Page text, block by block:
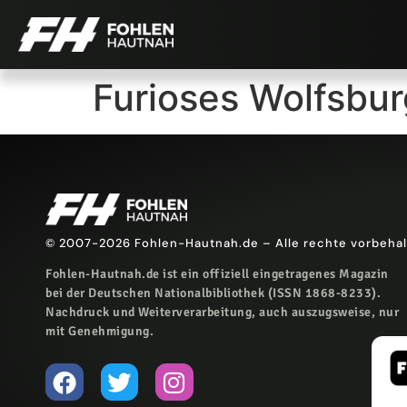
Furioses
© 2007-2026 Fohlen-Hautnah.de – Alle rechte
Fohlen-Hautnah.de ist ein offiziell eingetragenes Magazin
bei der Deutschen Nationalbibliothek (ISSN 1868-8233).
Nachdruck und Weiterverarbeitung, auch auszugsweise, nur
mit Genehmigung.